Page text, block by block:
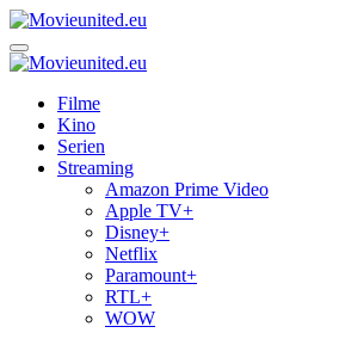
Zum
Inhalt
springen
Movieunited.eu
Filme
Kino
Serien
Streaming
Amazon Prime Video
Apple TV+
Disney+
Netflix
Paramount+
RTL+
WOW